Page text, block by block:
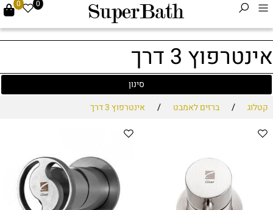
0 0
אינטרפוץ 3 דרך
סינון
קטלוג
/ ברזים לאמבט / אינטרפוץ 3 דרך